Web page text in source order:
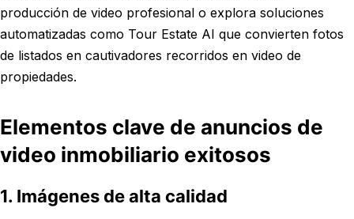
producción de video profesional o explora soluciones
automatizadas como Tour Estate AI que convierten fotos
de listados en cautivadores recorridos en video de
propiedades.
Elementos clave de anuncios de
video inmobiliario exitosos
1. Imágenes de alta calidad